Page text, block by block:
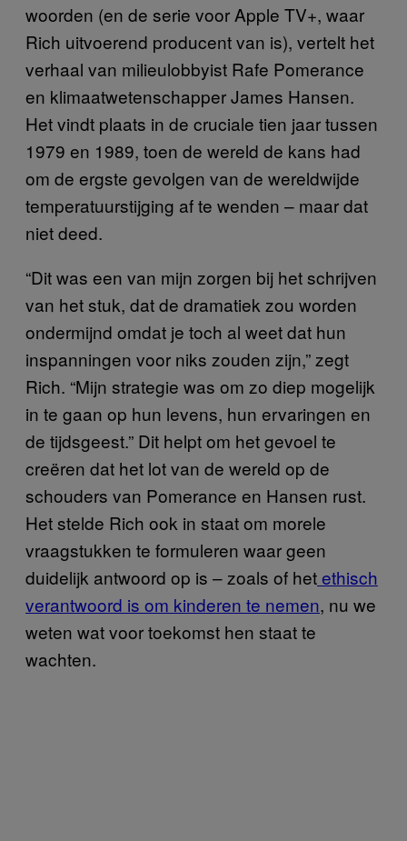
woorden (en de serie voor Apple TV+, waar
Rich uitvoerend producent van is), vertelt het
verhaal van milieulobbyist Rafe Pomerance
en klimaatwetenschapper James Hansen.
Het vindt plaats in de cruciale tien jaar tussen
1979 en 1989, toen de wereld de kans had
om de ergste gevolgen van de wereldwijde
temperatuurstijging af te wenden – maar dat
niet deed.
“Dit was een van mijn zorgen bij het schrijven
van het stuk, dat de dramatiek zou worden
ondermijnd omdat je toch al weet dat hun
inspanningen voor niks zouden zijn,” zegt
Rich. “Mijn strategie was om zo diep mogelijk
in te gaan op hun levens, hun ervaringen en
de tijdsgeest.” Dit helpt om het gevoel te
creëren dat het lot van de wereld op de
schouders van Pomerance en Hansen rust.
Het stelde Rich ook in staat om morele
vraagstukken te formuleren waar geen
duidelijk antwoord op is – zoals of hetethisch
verantwoord is om kinderen te nemen, nu we
weten wat voor toekomst hen staat te
wachten.